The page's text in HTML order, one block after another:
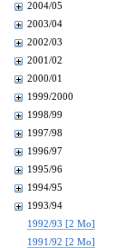
2004/05
2003/04
2002/03
2001/02
2000/01
1999/2000
1998/99
1997/98
1996/97
1995/96
1994/95
1993/94
1992/93 [2 Mo]
1991/92 [2 Mo]